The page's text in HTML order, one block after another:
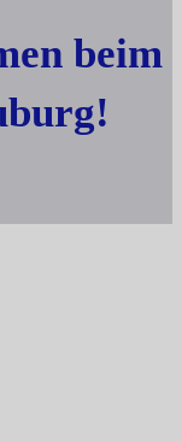
beim